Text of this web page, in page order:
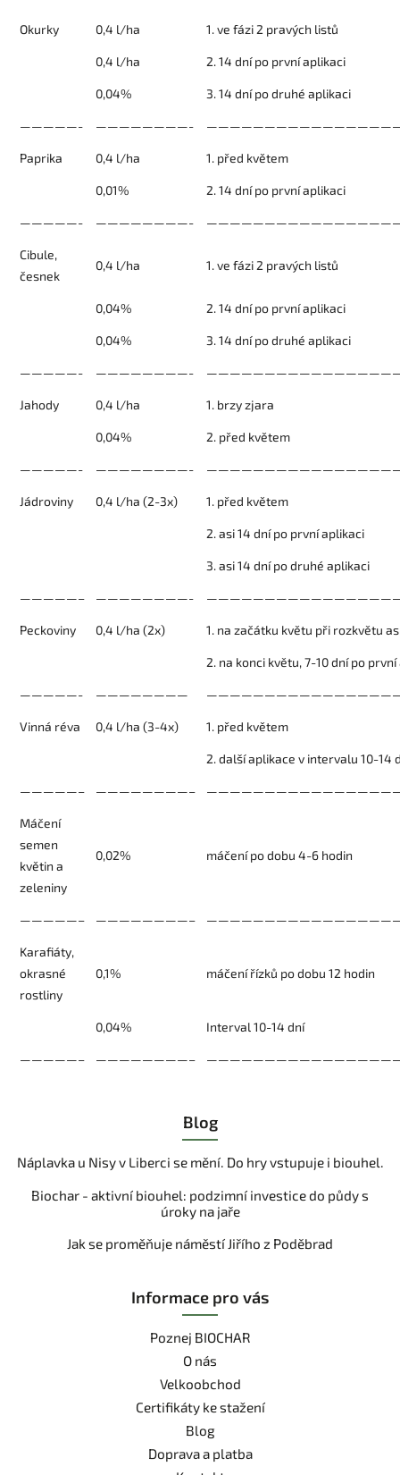
Okurky 0,4 l/ha 1. ve fázi 2 pravých listů
0,4 l/ha 2. 14 dní po první aplikaci
0,04% 3. 14 dní po druhé aplikaci
—————- ————————-
Paprika 0,4 l/ha 1. před květem
0,01% 2. 14 dní po první aplikaci
—————- ————————-
Cibule,
česnek
0,4 l/ha 1. ve fázi 2 pravých listů
0,04% 2. 14 dní po první aplikaci
0,04% 3. 14 dní po druhé aplikaci
—————- ————————-
Jahody 0,4 l/ha 1. brzy zjara
0,04% 2. před květem
—————- ————————-
Jádroviny 0,4 l/ha (2-3x) 1. před květem
2. asi 14 dní po první aplikaci
3. asi 14 dní po druhé aplikaci
—————– ————————-
Peckoviny 0,4 l/ha (2x) 1. na začátku květu při rozkvětu
2. na konci květu, 7-10 dní po
—————- ————————
Vinná réva 0,4 l/ha (3-4x) 1. před květem
2. další aplikace v intervalu 10-14
—————– ————————–
Máčení
semen
květin a
zeleniny
0,02% máčení po dobu 4-6 hodin
—————– ————————–
Karafiáty,
okrasné
rostliny
0,1% máčení řízků po dobu 12 hodin
0,04% Interval 10-14 dní
—————– ————————–
Blog
Náplavka u Nisy v Liberci se mění. Do hry vstupuje i biouhel.
Biochar - aktivní biouhel: podzimní investice do půdy s
úroky na jaře
Jak se proměňuje náměstí Jiřího z Poděbrad
Informace pro vás
Poznej BIOCHAR
O nás
Velkoobchod
Certifikáty ke stažení
Blog
Doprava a platba